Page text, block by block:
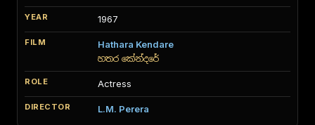
1967
Hathara Kendare
හතර කේන්දරේ
Actress
L.M. Perera